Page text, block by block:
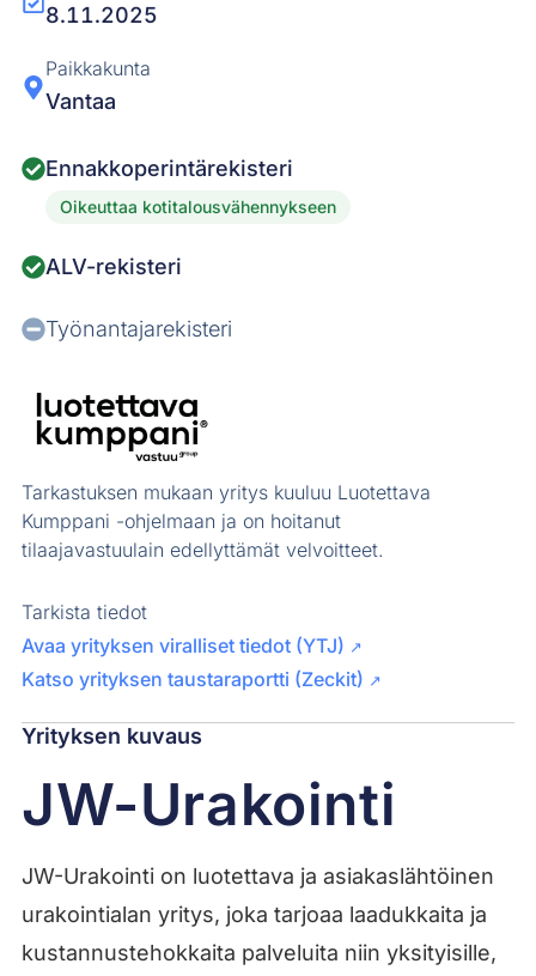
8.11.2025
Paikkakunta
Vantaa
Ennakkoperintärekisteri
Oikeuttaa kotitalousvähennykseen
ALV-rekisteri
Työnantajarekisteri
Tarkastuksen mukaan yritys kuuluu Luotettava
Kumppani -ohjelmaan ja on hoitanut
tilaajavastuulain edellyttämät velvoitteet.
Tarkista tiedot
Avaa yrityksen viralliset tiedot (YTJ) ↗
Katso yrityksen taustaraportti (Zeckit) ↗
Yrityksen kuvaus
JW-Urakointi
JW-Urakointi on luotettava ja asiakaslähtöinen
urakointialan yritys, joka tarjoaa laadukkaita ja
kustannustehokkaita palveluita niin yksityisille,